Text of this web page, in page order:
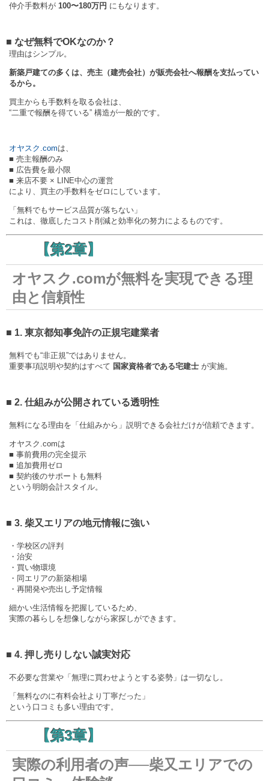
仲介手数料が 100〜180万円 にもなります。
■ なぜ無料でOKなのか？
理由はシンプル。
新築戸建ての多くは、売主（建売会社）が販売会社へ報酬を支払ってい
るから。
買主からも手数料を取る会社は、
“二重で報酬を得ている” 構造が一般的です。
オヤスク.comは、
■ 売主報酬のみ
■ 広告費を最小限
■ 来店不要 × LINE中心の運営
により、買主の手数料をゼロにしています。
「無料でもサービス品質が落ちない」
これは、徹底したコスト削減と効率化の努力によるものです。
【第2章】
オヤスク.comが無料を実現できる理
由と信頼性
■ 1. 東京都知事免許の正規宅建業者
無料でも“非正規”ではありません。
重要事項説明や契約はすべて 国家資格者である宅建士 が実施。
■ 2. 仕組みが公開されている透明性
無料になる理由を「仕組みから」説明できる会社だけが信頼できます。
オヤスク.comは
■ 事前費用の完全提示
■ 追加費用ゼロ
■ 契約後のサポートも無料
という明朗会計スタイル。
■ 3. 柴又エリアの地元情報に強い
・学校区の評判
・治安
・買い物環境
・同エリアの新築相場
・再開発や売出し予定情報
細かい生活情報を把握しているため、
実際の暮らしを想像しながら家探しができます。
■ 4. 押し売りしない誠実対応
不必要な営業や「無理に買わせようとする姿勢」は一切なし。
「無料なのに有料会社より丁寧だった」
という口コミも多い理由です。
【第3章】
実際の利用者の声──柴又エリアでの